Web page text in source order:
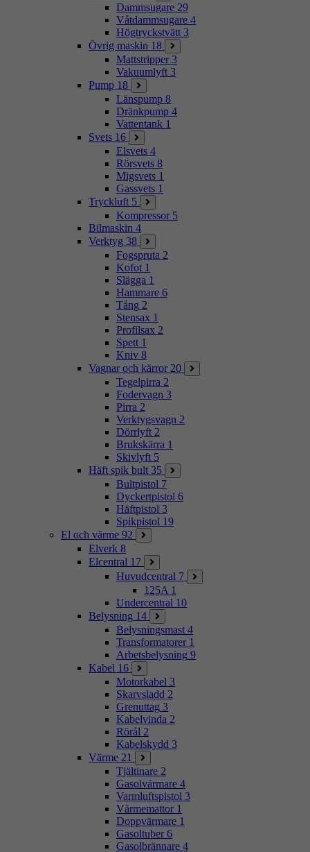
Dammsugare 29
Våtdammsugare 4
Högtryckstvätt 3
Övrig maskin 18
Mattstripper 3
Vakuumlyft 3
Pump 18
Länspump 8
Dränkpump 4
Vattentank 1
Svets 16
Elsvets 4
Rörsvets 8
Migsvets 1
Gassvets 1
Tryckluft 5
Kompressor 5
Bilmaskin 4
Verktyg 38
Fogspruta 2
Kofot 1
Slägga 1
Hammare 6
Tång 2
Stensax 1
Profilsax 2
Spett 1
Kniv 8
Vagnar och kärror 20
Tegelpirra 2
Fodervagn 3
Pirra 2
Verktygsvagn 2
Dörrlyft 2
Brukskärra 1
Skivlyft 5
Häft spik bult 35
Bultpistol 7
Dyckertpistol 6
Häftpistol 3
Spikpistol 19
El och värme 92
Elverk 8
Elcentral 17
Huvudcentral 7
125A 1
Undercentral 10
Belysning 14
Belysningsmast 4
Transformatorer 1
Arbetsbelysning 9
Kabel 16
Motorkabel 3
Skarvsladd 2
Grenuttag 3
Kabelvinda 2
Rörål 2
Kabelskydd 3
Värme 21
Tjältinare 2
Gasolvärmare 4
Varmluftspistol 3
Värmemattor 1
Doppvärmare 1
Gasoltuber 6
Gasolbrännare 4